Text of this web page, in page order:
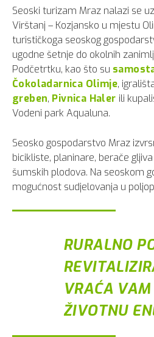
Seoski turizam Mraz nalazi se
Virštanj – Kozjansko u mjestu
turističkoga seoskog
ugodne šetnje do okolnih
Podčetrtku, kao što su
Čokoladarnica Olimje,
greben, Pivnica Haler ili
Vodeni park Aqualuna.
Seosko gospodarstvo Mraz
bicikliste, planinare, berače
šumskih plodova. Na seoskom
mogućnost sudjelovanja u
RURALNO
VRAĆA VAM
ŽIVOTNU